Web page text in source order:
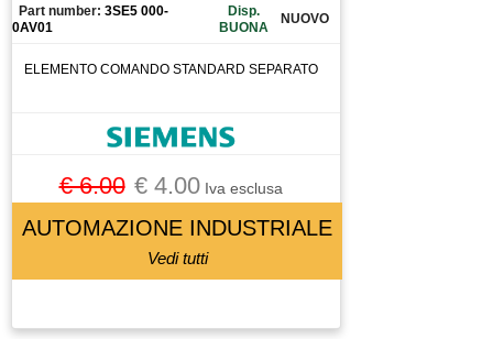
PISTOLA DI DOSAGGIO COLLA
PISTOLA PER VERNICIATURA
POMPA DEL VUOTO
POTENZIOMETRO
Part number: 3SE5 000-
0AV01
Disp.
BUONA
NUOVO
ELEMENTO COMANDO STANDARD SEPARATO
€ 6.00 € 4.00Iva esclusa
AUTOMAZIONE INDUSTRIALE
Vedi tutti